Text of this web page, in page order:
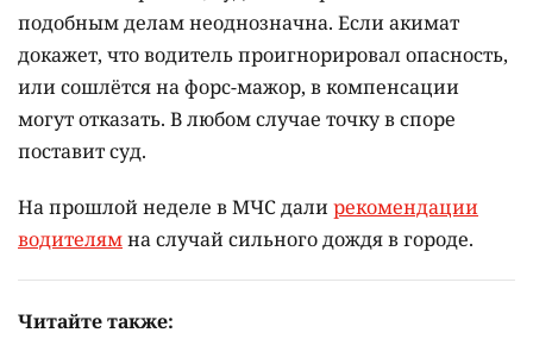
подобным делам неоднозначна. Если акимат
докажет, что водитель проигнорировал опасность,
или сошлётся на форс-мажор, в компенсации
могут отказать. В любом случае точку в споре
поставит суд.
На прошлой неделе в МЧС далирекомендации
водителямна случай сильного дождя в городе.
Читайте также: